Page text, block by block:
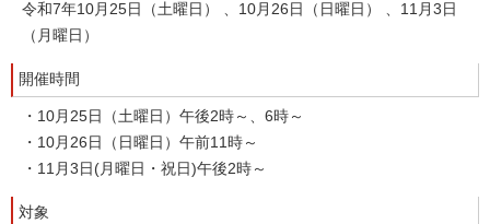
令和7年10月25日（土曜日） 、10月26日（日曜日） 、11月3日
（月曜日）
開催時間
・10月25日（土曜日）午後2時～、6時～
・10月26日（日曜日）午前11時～
・11月3日(月曜日・祝日)午後2時～
対象